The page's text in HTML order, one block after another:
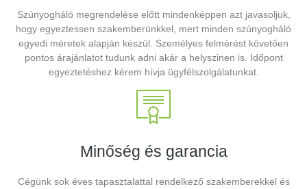
Szúnyogháló megrendelése előtt mindenképpen azt javasoljuk,
hogy egyeztessen szakemberünkkel, mert minden szúnyogháló
egyedi méretek alapján készül. Személyes felmérést követően
pontos árajánlatot tudunk adni akár a helyszinen is. Időpont
egyeztetéshez kérem hívja ügyfélszolgálatunkat.
Minőség és garancia
Cégünk sok éves tapasztalattal rendelkező szakemberekkel és